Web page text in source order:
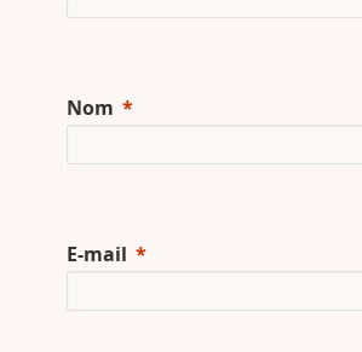
Nom
E-mail